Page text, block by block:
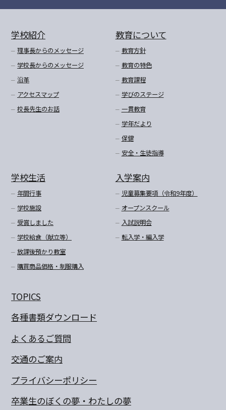
学校紹介
理事長からのメッセージ
学校長からのメッセージ
沿革
アクセスマップ
校長先生のお話
教育について
教育方針
教育の特色
教育課程
学びのステージ
一貫教育
学年だより
保健
安全・生徒指導
学校生活
年間行事
学校施設
受賞しました
学校給食（献立等）
放課後預かり教室
購買商品価格・制服購入
入学案内
児童募集要項（令和9年度）
オープンスクール
入試説明会
転入学・編入学
TOPICS
各種書類ダウンロード
よくあるご質問
交通のご案内
プライバシーポリシー
卒業生のぼくの夢・わたしの夢